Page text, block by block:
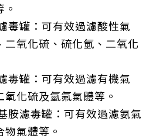
毒罐：可有效過濾酸性氣
二氧化硫、硫化氫、二氧化
毒罐：可有效過濾有機氣
化硫及氫氟氣體等。
胺濾毒罐：可有效過濾氨氣
氣體等。